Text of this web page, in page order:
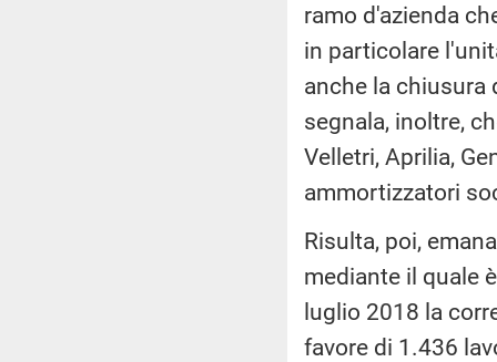
ramo d'azienda
in particolare
anche la chiusura
segnala, inoltre,
Velletri, Aprilia,
ammortizzatori
Risulta, poi,
mediante il quale
luglio 2018 la
favore di 1.436